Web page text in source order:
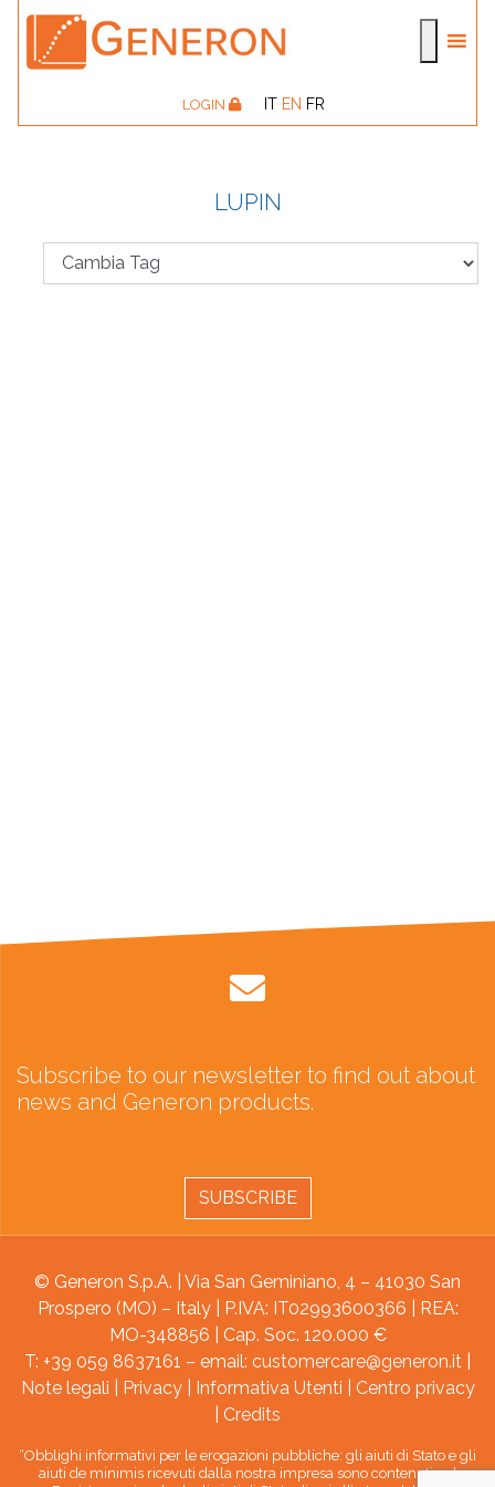
LOGIN IT EN FR
LUPIN
Subscribe to our newsletter to find out about
news and Generon products.
SUBSCRIBE
© Generon S.p.A. | Via San Geminiano, 4 – 41030 San
Prospero (MO) – Italy | P.IVA: IT02993600366 | REA:
MO-348856 | Cap. Soc. 120.000 €
T: +39 059 8637161 – email: customercare@generon.it
Note legali
Privacy| Informativa Utenti
Centro privacy
Credits
“Obblighi informativi per le erogazioni pubbliche: gli aiuti di Stato e gli
aiuti de minimis ricevuti dalla nostra impresa sono contenuti nel